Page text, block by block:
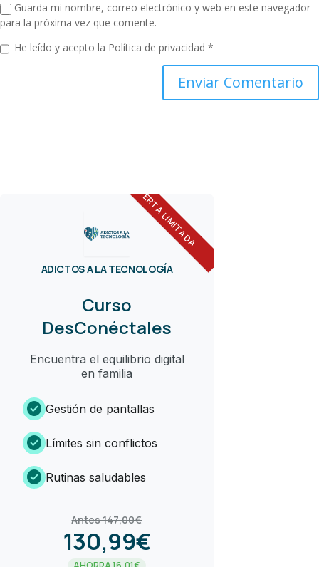
Guarda mi nombre, correo electrónico y web en este navegador
para la próxima vez que comente.
He leído y acepto la Política de privacidad *
OFERTA LIMITADA
ADICTOS A LA TECNOLOGÍA
Curso
DesConéctales
Encuentra el equilibrio digital
en familia
check_circle Gestión de pantallas
check_circle Límites sin conflictos
check_circle Rutinas saludables
Antes 147,00€
130,99€